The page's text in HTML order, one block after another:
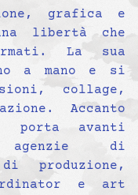
grafica e
libertà che
La sua
a mano e si
collage,
Accanto
porta avanti
agenzie di
produzione,
e art